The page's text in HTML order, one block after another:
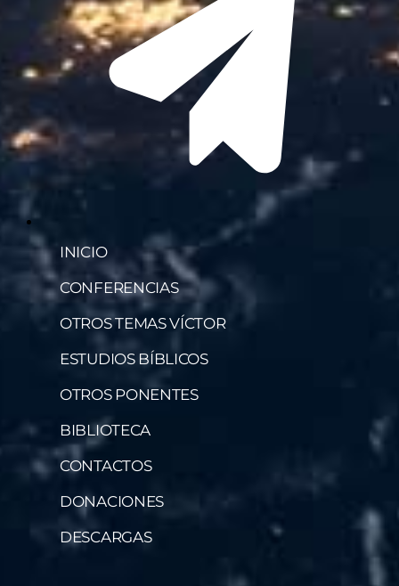
INICIO
CONFERENCIAS
OTROS TEMAS VÍCTOR
ESTUDIOS BÍBLICOS
OTROS PONENTES
BIBLIOTECA
CONTACTOS
DONACIONES
DESCARGAS